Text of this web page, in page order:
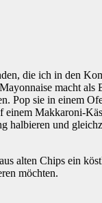
die ich in den
macht
Pop sie in einem
Makkaroni-
halbieren und
alten Chips ein
möchten.